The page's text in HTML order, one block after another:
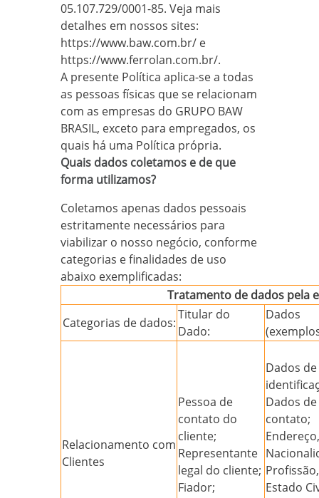
05.107.729/0001-85. Veja mais
detalhes em nossos sites:
https://www.baw.com.br/ e
https://www.ferrolan.com.br/.
A presente Política aplica-se a todas
as pessoas físicas que se relacionam
com as empresas do GRUPO BAW
BRASIL, exceto para empregados, os
quais há uma Política própria.
Quais dados coletamos e de que
forma utilizamos?
Coletamos apenas dados pessoais
estritamente necessários para
viabilizar o nosso negócio, conforme
categorias e finalidades de uso
abaixo exemplificadas:
Tratamento de dados pela
Categorias de dados:
Titular do
Dado:
Dados
Relacionamento com
Clientes
Pessoa de
contato do
cliente;
Representante
legal do cliente;
Fiador;
Dados de
Dados de
contato;
Endereço,
Estado